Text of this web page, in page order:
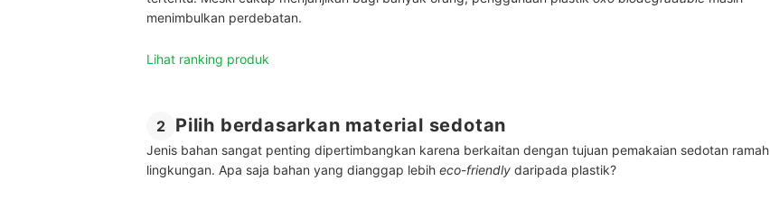
menimbulkan perdebatan.
Lihat ranking produk
2 Pilih berdasarkan material sedotan
Jenis bahan sangat penting dipertimbangkan karena berkaitan dengan tujuan pemakaian sedotan ramah
lingkungan. Apa saja bahan yang dianggap lebih eco-friendly daripada plastik?